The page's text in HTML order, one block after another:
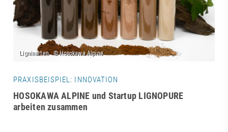
PRAXISBEISPIEL: INNOVATION
HOSOKAWA ALPINE und Startup LIGNOPURE
arbeiten zusammen